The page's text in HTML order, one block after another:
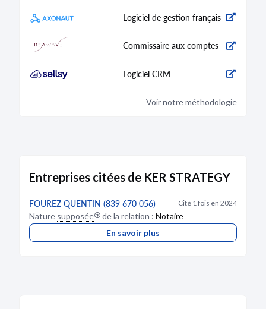
Logiciel de gestion français
Commissaire aux comptes
Logiciel CRM
Voir notre méthodologie
Entreprises citées de KER STRATEGY
FOUREZ QUENTIN (839 670 056) Cité 1 fois en 2024
Nature supposée de la relation : Notaire
En savoir plus